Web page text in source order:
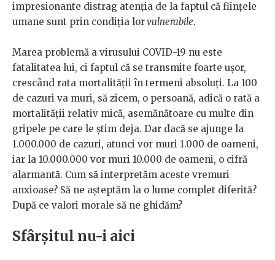
impresionante distrag atenția de la faptul că ființele
umane sunt prin condiția lorvulnerabile.
Marea problemă a virusului COVID-19 nu este
fatalitatea lui, ci faptul că se transmite foarte ușor,
crescând rata mortalității în termeni absoluți. La 100
de cazuri va muri, să zicem, o persoană, adică o rată a
mortalității relativ mică, asemănătoare cu multe din
gripele pe care le știm deja. Dar dacă se ajunge la
1.000.000 de cazuri, atunci vor muri 1.000 de oameni,
iar la 10.000.000 vor muri 10.000 de oameni, o cifră
alarmantă. Cum să interpretăm aceste vremuri
anxioase? Să ne așteptăm la o lume complet diferită?
După ce valori morale să ne ghidăm?
Sfârșitul nu-i aici